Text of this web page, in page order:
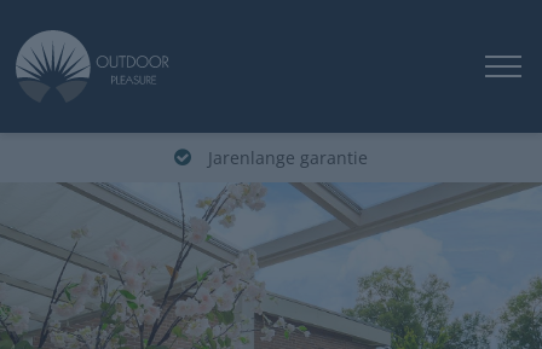
Jarenlange garantie